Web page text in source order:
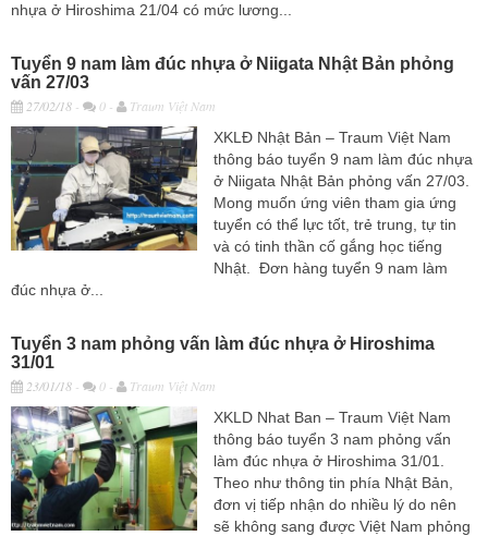
nhựa ở Hiroshima 21/04 có mức lương...
Tuyển 9 nam làm đúc nhựa ở Niigata Nhật Bản phỏng
vấn 27/03
27/02/18 - 0 -
Traum Việt Nam
XKLĐ Nhật Bản – Traum Việt Nam
thông báo tuyển 9 nam làm đúc nhựa
ở Niigata Nhật Bản phỏng vấn 27/03.
Mong muốn ứng viên tham gia ứng
tuyển có thể lực tốt, trẻ trung, tự tin
và có tinh thần cố gắng học tiếng
Nhật. Đơn hàng tuyển 9 nam làm
đúc nhựa ở...
Tuyển 3 nam phỏng vấn làm đúc nhựa ở Hiroshima
31/01
23/01/18 - 0 -
Traum Việt Nam
XKLD Nhat Ban – Traum Việt Nam
thông báo tuyển 3 nam phỏng vấn
làm đúc nhựa ở Hiroshima 31/01.
Theo như thông tin phía Nhật Bản,
đơn vị tiếp nhận do nhiều lý do nên
sẽ không sang được Việt Nam phỏng